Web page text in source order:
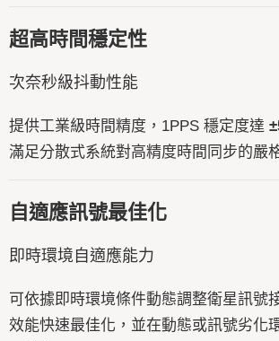
超高時間穩定性
次奈秒級抖動性能
提供工業級時間精度，1PPS 穩定度達
滿足分散式系統對高精度時間同步的嚴
自適應訊號最佳化
即時環境自適應能力
可依據即時環境條件動態調整衛星訊號
效能快速最佳化，並在動態或訊號劣化